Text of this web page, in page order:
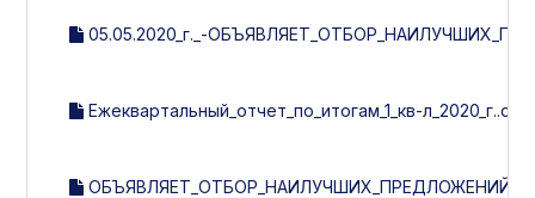
05.05.2020_г._-
Ежеквартальный_отчет_по_итогам_1_кв-